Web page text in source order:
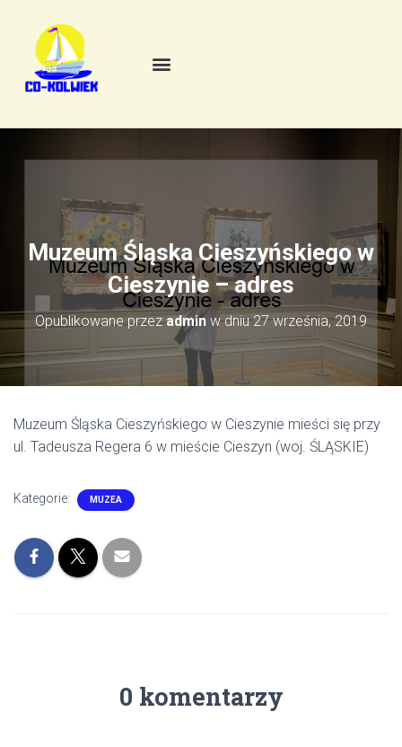
Muzeum Śląska Cieszyńskiego w
Cieszynie – adres
Opublikowane przezadmin w dniu27 września, 2019
Muzeum Śląska Cieszyńskiego w Cieszynie mieści się przy
ul. Tadeusza Regera 6 w mieście Cieszyn (woj. ŚLĄSKIE)
Kategorie: MUZEA
0 komentarzy